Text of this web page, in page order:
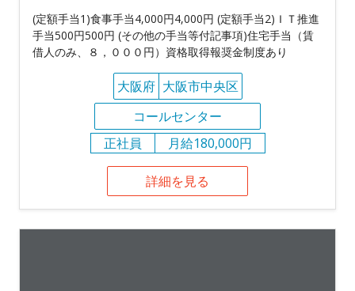
(定額手当1)食事手当4,000円4,000円 (定額手当2)ＩＴ推進
手当500円500円 (その他の手当等付記事項)住宅手当（賃
借人のみ、８，０００円）資格取得報奨金制度あり
大阪府 大阪市中央区
コールセンター
正社員
月給180,000円
詳細を見る